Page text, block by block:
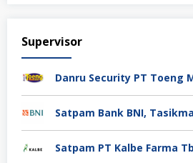
Supervisor
Danru Security PT Toeng
Satpam Bank BNI,
Satpam PT Kalbe Farma